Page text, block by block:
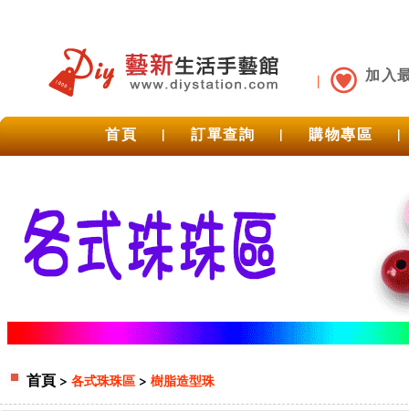
加入
首頁 | 訂單查詢 | 購物專區 |
首頁 > 各式珠珠區 > 樹脂造型珠